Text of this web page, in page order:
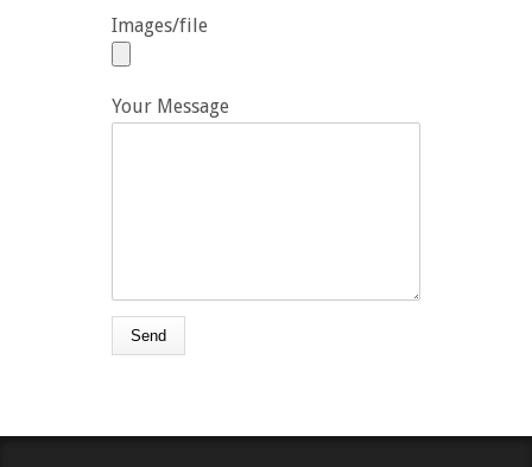
Images/file
Your Message